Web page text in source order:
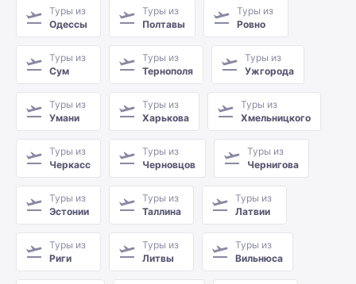
Туры из
Одессы
Туры из
Полтавы
Туры из
Ровно
Туры из
Сум
Туры из
Тернополя
Туры из
Ужгорода
Туры из
Умани
Туры из
Харькова
Туры из
Хмельницкого
Туры из
Черкасс
Туры из
Черновцов
Туры из
Чернигова
Туры из
Эстонии
Туры из
Таллина
Туры из
Латвии
Туры из
Риги
Туры из
Литвы
Туры из
Вильнюса